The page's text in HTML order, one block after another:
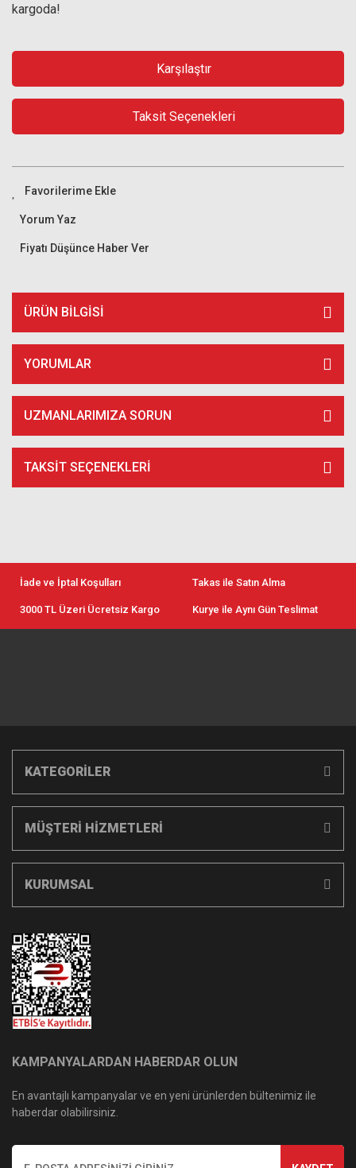
kargoda!
Karşılaştır
Taksit Seçenekleri
Yorum Yaz
Fiyatı Düşünce Haber Ver
ÜRÜN BILGISI
YORUMLAR
UZMANLARIMIZA SORUN
TAKSIT SEÇENEKLERI
İade ve İptal Koşulları Takas ile Satın Alma
3000 TL Üzeri Ücretsiz Kargo Kurye ile Aynı Gün Teslimat
KATEGORİLER
MÜŞTERİ HİZMETLERİ
KURUMSAL
KAMPANYALARDAN HABERDAR OLUN
En avantajlı kampanyalar ve en yeni ürünlerden bültenimiz ile
haberdar olabilirsiniz.